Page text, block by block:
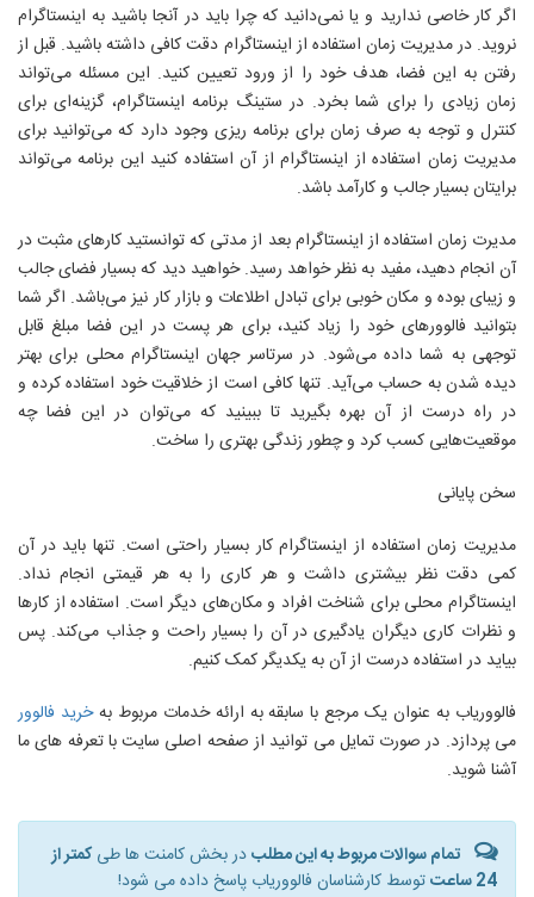
اگر کار خاصی ندارید و یا نمی‌دانید که چرا باید در آنجا باشید به اينستاگرام
نروید. در مدیریت زمان استفاده از اينستاگرام دقت کافی داشته باشید. قبل از
رفتن به این فضا، هدف خود را از ورود تعيين کنید. این مسئله می‌تواند
زمان زیادی را برای شما بخرد. در ستينگ برنامه اينستاگرام، گزینه‌ای برای
کنترل و توجه به صرف زمان برای برنامه ریزی وجود دارد که می‌توانید برای
مدیریت زمان استفاده از اينستاگرام از آن استفاده کنید این برنامه می‌تواند
برايتان بسيار جالب و کارآمد باشد.
مدیرت زمان استفاده از اينستاگرام بعد از مدتی که توانستید کارهای مثبت در
آن انجام دهید، مفید به نظر خواهد رسید. خواهید دید که بسیار فضای جالب
و زیبای بوده و مکان خوبی برای تبادل اطلاعات و بازار کار نیز می‌باشد. اگر شما
بتوانید فالوورهای خود را زیاد کنید، برای هر پست در این فضا مبلغ قابل
توجهی به شما داده می‌شود. در سرتاسر جهان اينستاگرام محلی برای بهتر
دیده شدن به حساب می‌آید. تنها کافی است از خلاقیت خود استفاده کرده و
در راه درست از آن بهره بگیرید تا ببینید که می‌توان در این فضا چه
موقعیت‌هایی کسب کرد و چطور زندگی بهتری را ساخت.
سخن پایانی
مدیریت زمان استفاده از اينستاگرام کار بسیار راحتی است. تنها باید در آن
کمی دقت نظر بیشتری داشت و هر کاری را به هر قیمتی انجام نداد.
اينستاگرام محلی برای شناخت افراد و مکان‌های دیگر است. استفاده از کارها
و نظرات کاری دیگران یادگیری در آن را بسیار راحت و جذاب می‌کند. پس
بیاید در استفاده درست از آن به یکدیگر کمک کنیم.
فالووریاب به عنوان یک مرجع با سابقه به ارائه خدمات مربوط بهخرید فالوور
می پردازد. در صورت تمایل می توانید از صفحه اصلی سایت با تعرفه های ما
آشنا شوید.
تمام سوالات مربوط به این مطلبدر بخش کامنت ها طیکمتر از
24 ساعت
توسط کارشناسان فالووریاب پاسخ داده می شود!